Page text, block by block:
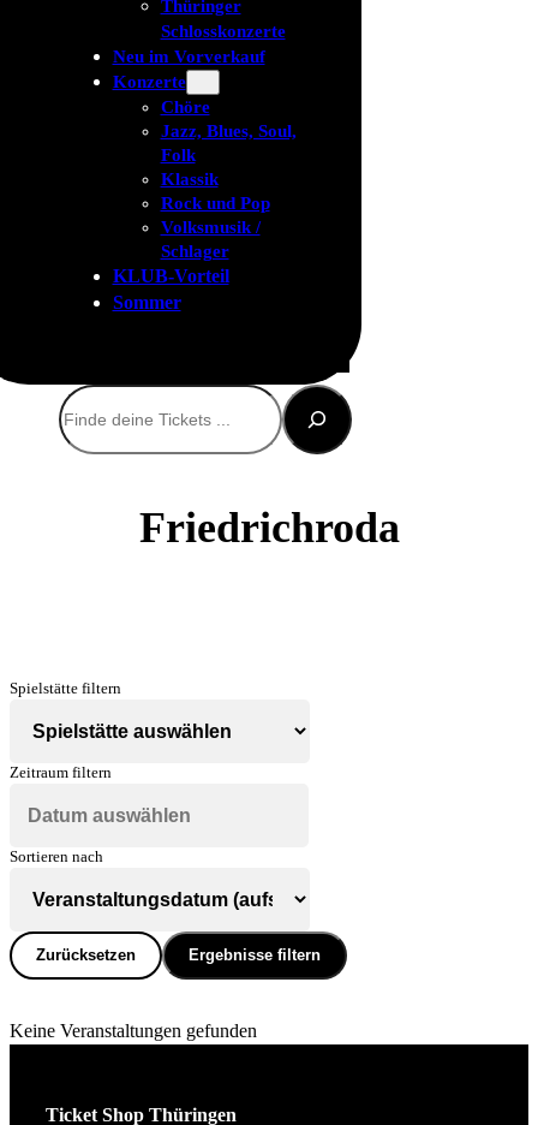
Thüringer
Schlosskonzerte
Neu im Vorverkauf
Konzerte
Chöre
Jazz, Blues, Soul,
Folk
Klassik
Rock und Pop
Volksmusik /
Schlager
KLUB-Vorteil
Sommer
Suchen
Friedrichroda
Spielstätte filtern
Zeitraum filtern
Sortieren nach
Zurücksetzen Ergebnisse filtern
Keine Veranstaltungen gefunden
Ticket Shop Thüringen